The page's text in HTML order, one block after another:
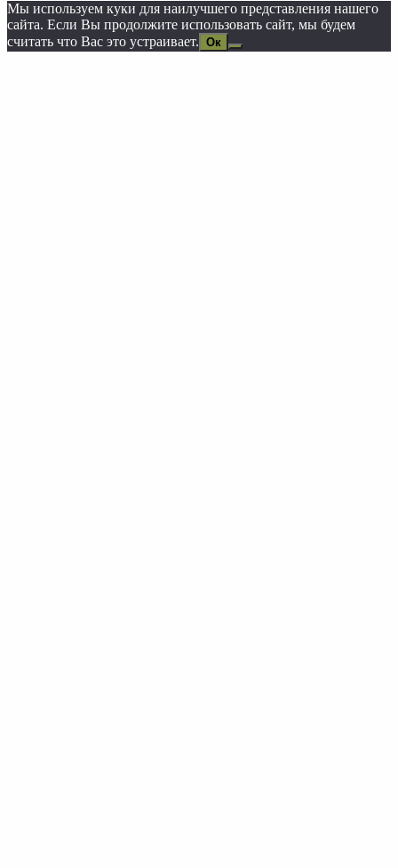
Мы используем куки для наилучшего представления нашего
сайта. Если Вы продолжите использовать сайт, мы будем
считать что Вас это устраивает. Ок